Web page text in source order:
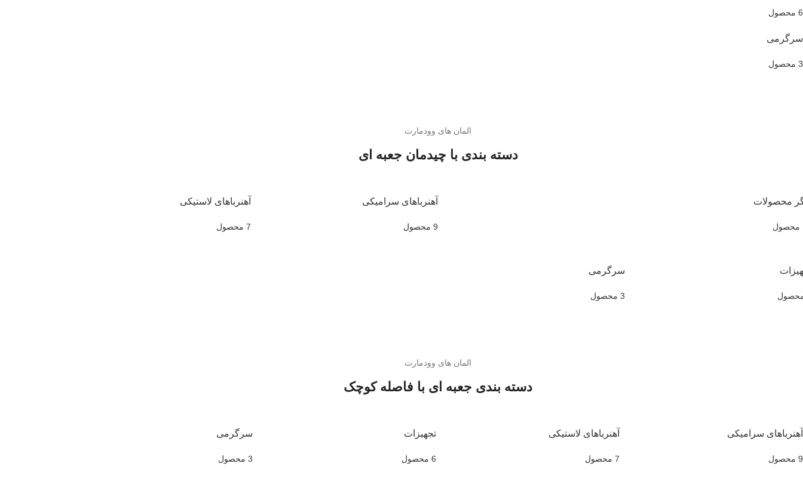
6 محصول
سرگرمی
3 محصول
المان های وودمارت
دسته بندی با چیدمان جعبه ای
محصولات آهنرباهای سرامیکی
9 محصول
آهنرباهای لاستیکی
7 محصول
سرگرمی
3 محصول
المان های وودمارت
دسته بندی جعبه ای با فاصله کوچک
آهنرباهای سرامیکی
9 محصول
آهنرباهای لاستیکی
7 محصول
تجهیزات
6 محصول
سرگرمی
3 محصول